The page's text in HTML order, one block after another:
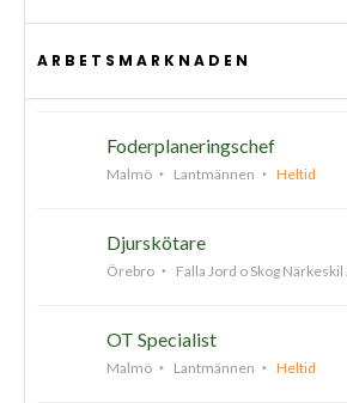
ARBETSMARKNADEN
Foderplaneringschef
Malmö Lantmännen Heltid
Djurskötare
Örebro Falla Jord o Skog Närkeskil
OT Specialist
Malmö Lantmännen Heltid